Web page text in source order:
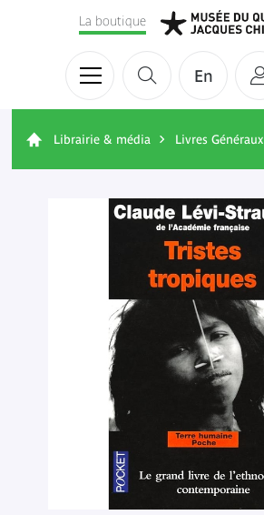
En
La boutique
Librairie & média Livres Généraux